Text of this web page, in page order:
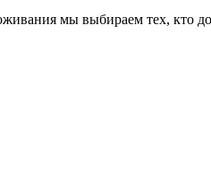
мы выбираем тех, кто